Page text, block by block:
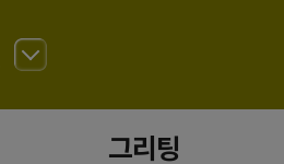
그리팅